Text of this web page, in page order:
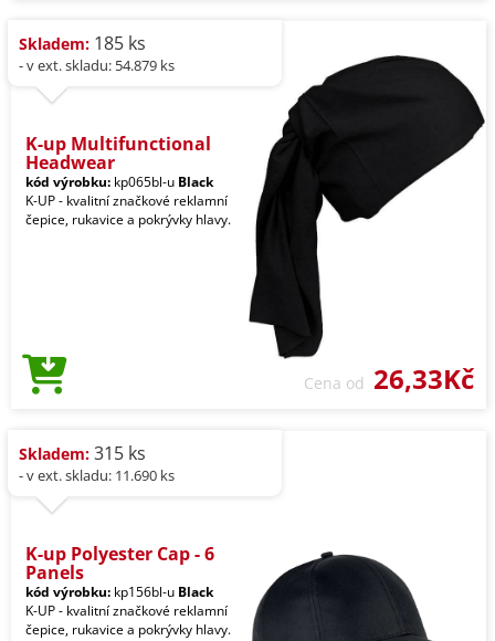
Skladem: 185 ks
- v ext. skladu: 54.879 ks
K-up Multifunctional
Headwear
kód výrobku: kp065bl-u Black
K-UP - kvalitní značkové reklamní
čepice, rukavice a pokrývky hlavy.
Cena od 26,33Kč
Skladem: 315 ks
- v ext. skladu: 11.690 ks
K-up Polyester Cap - 6
Panels
kód výrobku: kp156bl-u Black
K-UP - kvalitní značkové reklamní
čepice, rukavice a pokrývky hlavy.